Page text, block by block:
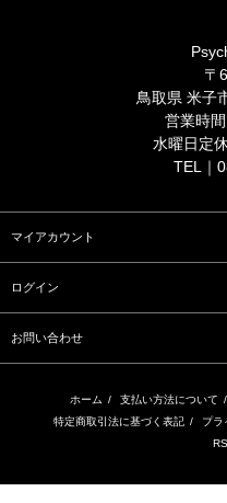
〒
鳥取県 米子
営業時
水曜日定
TEL｜
マイアカウント
ログイン
お問い合わせ
ホーム / 支払い方法について /
特定商取引法に基づく表記 / プラ